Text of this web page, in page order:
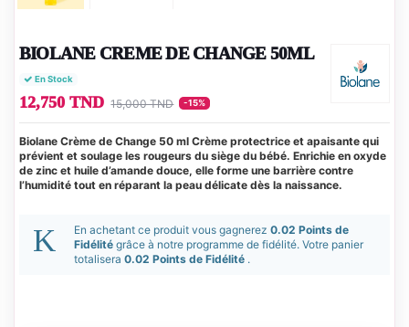
BIOLANE CREME DE CHANGE 50ML
En Stock
12,750 TND 15,000 TND -15%
Biolane Crème de Change 50 ml Crème protectrice et apaisante qui
prévient et soulage les rougeurs du siège du bébé. Enrichie en oxyde
de zinc et huile d’amande douce, elle forme une barrière contre
l’humidité tout en réparant la peau délicate dès la naissance.
En achetant ce produit vous gagnerez 0.02 Points de
Fidélité grâce à notre programme de fidélité. Votre panier
totalisera 0.02 Points de Fidélité .